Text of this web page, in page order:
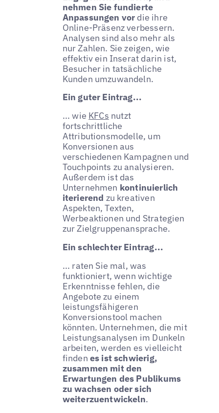
nehmen Sie fundierte
Anpassungen vor die ihre
Online-Präsenz verbessern.
Analysen sind also mehr als
nur Zahlen. Sie zeigen, wie
effektiv ein Inserat darin ist,
Besucher in tatsächliche
Kunden umzuwandeln.
Ein guter Eintrag...
... wie KFCs nutzt
fortschrittliche
Attributionsmodelle, um
Konversionen aus
verschiedenen Kampagnen und
Touchpoints zu analysieren.
Außerdem ist das
Unternehmen kontinuierlich
iterierend zu kreativen
Aspekten, Texten,
Werbeaktionen und Strategien
zur Zielgruppenansprache.
Ein schlechter Eintrag...
... raten Sie mal, was
funktioniert, wenn wichtige
Erkenntnisse fehlen, die
Angebote zu einem
leistungsfähigeren
Konversionstool machen
könnten. Unternehmen, die mit
Leistungsanalysen im Dunkeln
arbeiten, werden es vielleicht
finden es ist schwierig,
zusammen mit den
Erwartungen des Publikums
zu wachsen oder sich
weiterzuentwickeln.